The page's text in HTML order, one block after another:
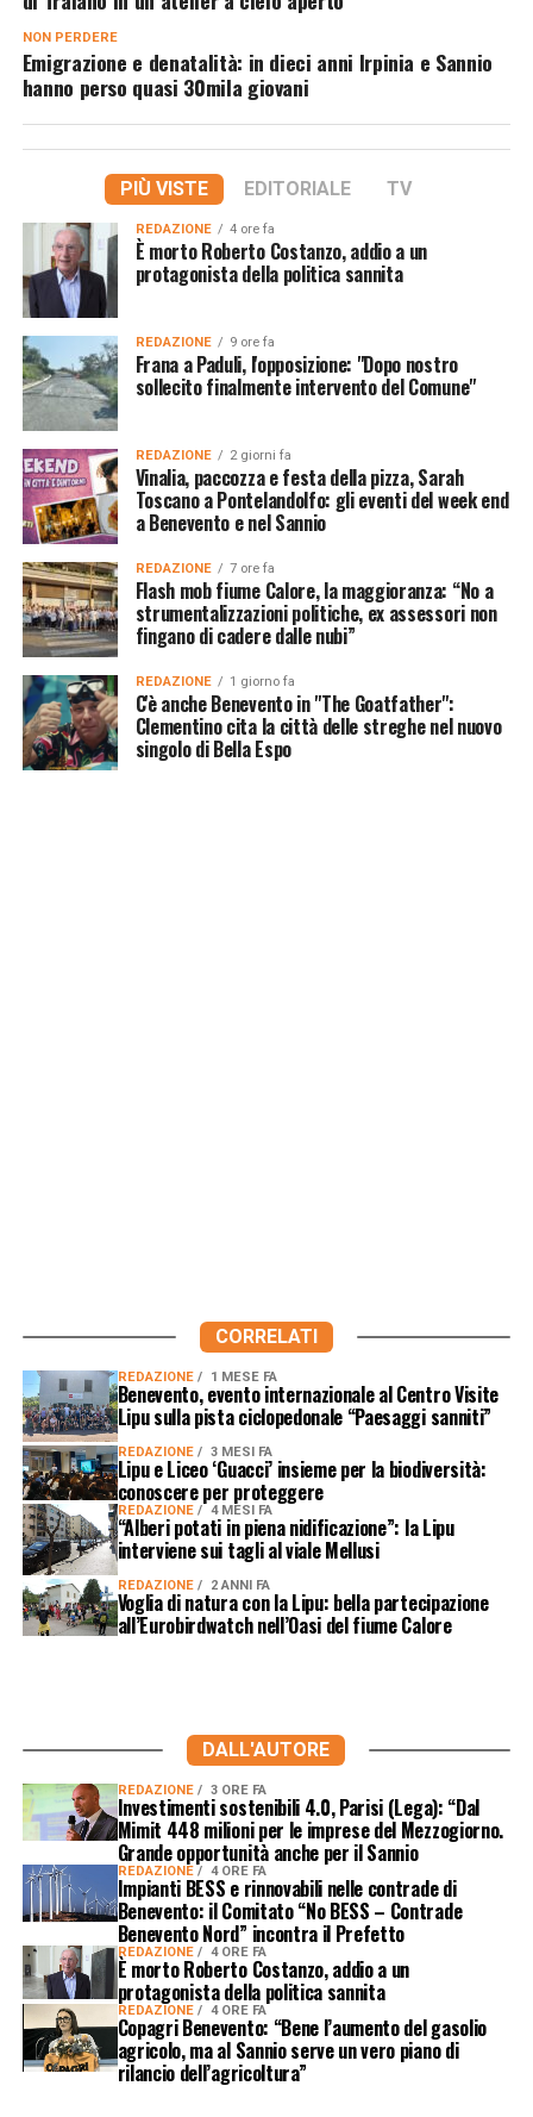
NON PERDERE
Emigrazione e denatalità: in dieci anni Irpinia e Sannio
hanno perso quasi 30mila giovani
PIÙ VISTE EDITORIALE TV
REDAZIONE 4 ore fa
È morto Roberto Costanzo, addio a un
protagonista della politica sannita
REDAZIONE 9 ore fa
Frana a Paduli, l'opposizione: "Dopo nostro
sollecito finalmente intervento del Comune"
REDAZIONE 2 giorni fa
Vinalia, paccozza e festa della pizza, Sarah
Toscano a Pontelandolfo: gli eventi del week end
a Benevento e nel Sannio
REDAZIONE 7 ore fa
Flash mob fiume Calore, la maggioranza: “No a
strumentalizzazioni politiche, ex assessori non
fingano di cadere dalle nubi”
REDAZIONE 1 giorno fa
C'è anche Benevento in "The Goatfather":
Clementino cita la città delle streghe nel nuovo
singolo di Bella Espo
CORRELATI
REDAZIONE 1 MESE FA
Benevento, evento internazionale al Centro Visite
Lipu sulla pista ciclopedonale “Paesaggi sanniti”
REDAZIONE 3 MESI FA
Lipu e Liceo ‘Guacci’ insieme per la biodiversità:
conoscere per proteggere
REDAZIONE 4 MESI FA
“Alberi potati in piena nidificazione”: la Lipu
interviene sui tagli al viale Mellusi
REDAZIONE 2 ANNI FA
Voglia di natura con la Lipu: bella partecipazione
all’Eurobirdwatch nell’Oasi del fiume Calore
DALL'AUTORE
REDAZIONE 3 ORE FA
Investimenti sostenibili 4.0, Parisi (Lega): “Dal
Mimit 448 milioni per le imprese del Mezzogiorno.
Grande opportunità anche per il Sannio
REDAZIONE 4 ORE FA
Impianti BESS e rinnovabili nelle contrade di
Benevento: il Comitato “No BESS – Contrade
Benevento Nord” incontra il Prefetto
REDAZIONE 4 ORE FA
È morto Roberto Costanzo, addio a un
protagonista della politica sannita
REDAZIONE 4 ORE FA
Copagri Benevento: “Bene l’aumento del gasolio
agricolo, ma al Sannio serve un vero piano di
rilancio dell’agricoltura”